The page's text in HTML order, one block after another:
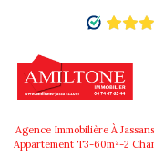
Agence Immobilière À
Appartement T3-60m²-2